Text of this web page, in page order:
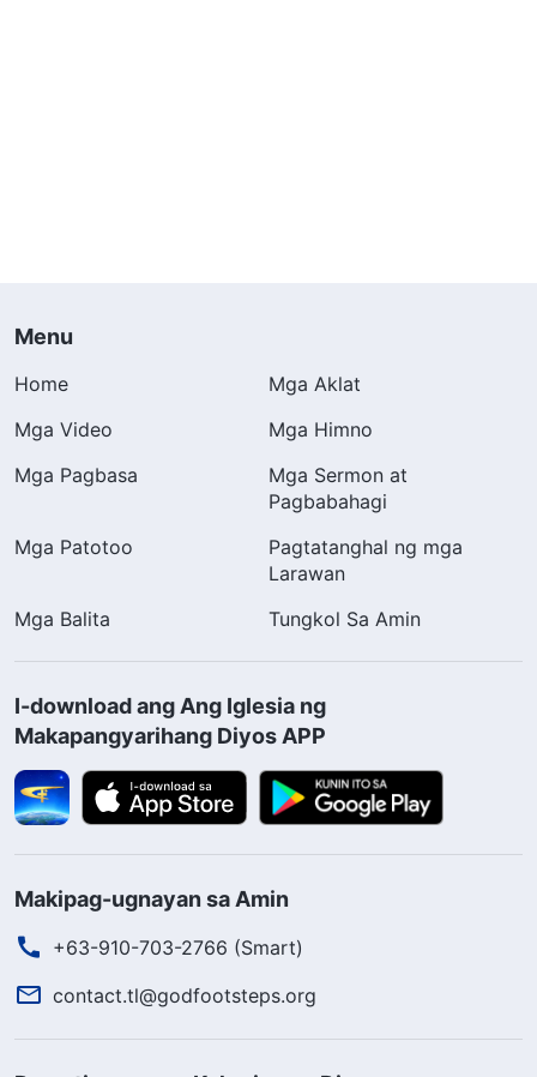
Menu
Home
Mga Aklat
Mga Video
Mga Himno
Mga Pagbasa
Mga Sermon at
Pagbabahagi
Mga Patotoo
Pagtatanghal ng mga
Larawan
Mga Balita
Tungkol Sa Amin
I-download ang Ang Iglesia ng
Makapangyarihang Diyos APP
Makipag-ugnayan sa Amin
+63-910-703-2766 (Smart)
contact.tl@godfootsteps.org